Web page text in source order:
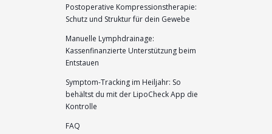
Postoperative Kompressionstherapie:
Schutz und Struktur für dein Gewebe
Manuelle Lymphdrainage:
Kassenfinanzierte Unterstützung beim
Entstauen
Symptom-Tracking im Heiljahr: So
behältst du mit der LipoCheck App die
Kontrolle
FAQ